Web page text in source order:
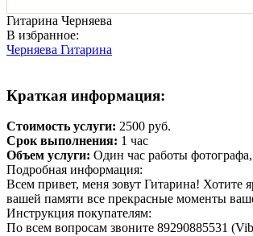
Гитарина Черняева
В избранное:
Черняева Гитарина
Краткая информация:
Стоимость услуги: 2500 руб.
Срок выполнения: 1 час
Объем услуги: Один час работы
Подробная информация:
Всем привет, меня зовут Гитарина!
вашей памяти все прекрасные моменты
Инструкция покупателям:
По всем вопросам звоните 89290885531